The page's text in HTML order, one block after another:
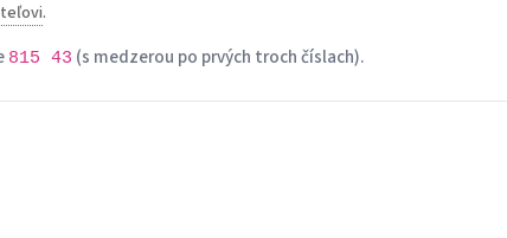
.
815 43 (s medzerou po prvých troch číslach).